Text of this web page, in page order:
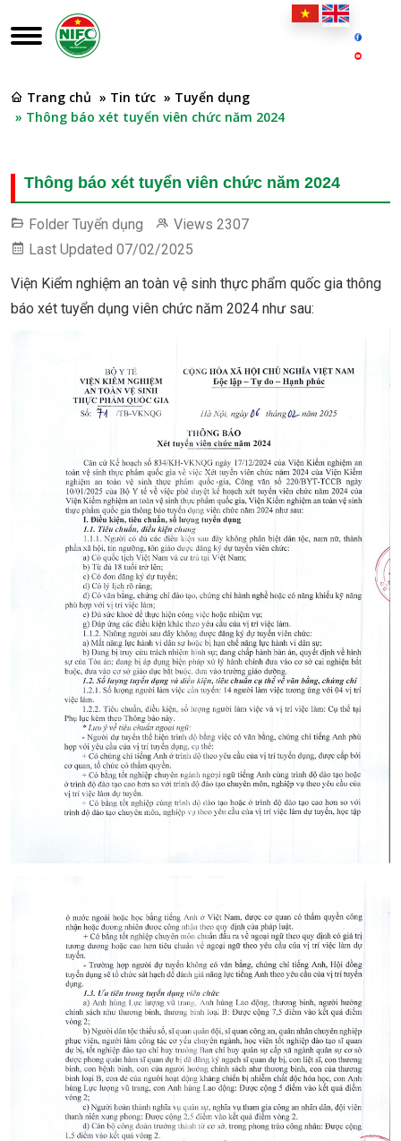
Trang chủ » Tin tức » Tuyển dụng
» Thông báo xét tuyển viên chức năm 2024
Thông báo xét tuyển viên chức năm 2024
Folder Tuyển dụng Views 2307
Last Updated 07/02/2025
Viện Kiểm nghiệm an toàn vệ sinh thực phẩm quốc gia thông
báo xét tuyển dụng viên chức năm 2024 như sau: